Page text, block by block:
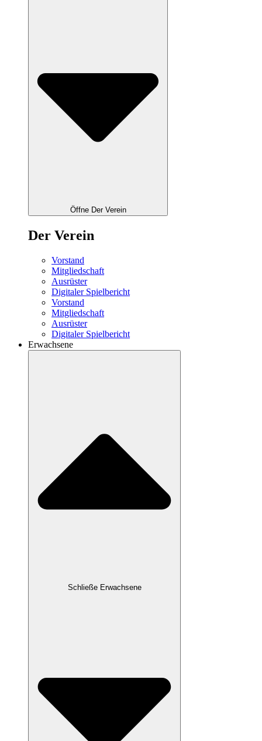
Öffne Der Verein
Der Verein
Vorstand
Mitgliedschaft
Ausrüster
Digitaler Spielbericht
Vorstand
Mitgliedschaft
Ausrüster
Digitaler Spielbericht
Erwachsene
Schließe Erwachsene